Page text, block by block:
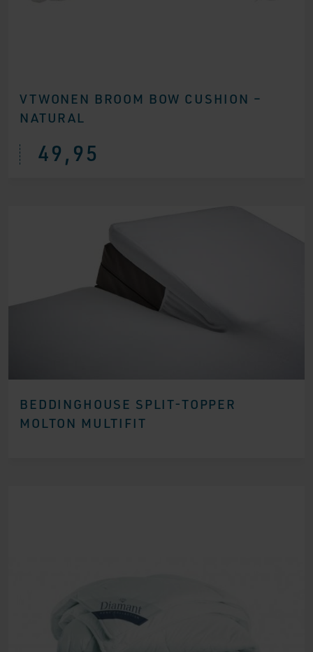
VTWONEN BROOM BOW CUSHION –
NATURAL
49,95
BEDDINGHOUSE SPLIT-TOPPER
MOLTON MULTIFIT